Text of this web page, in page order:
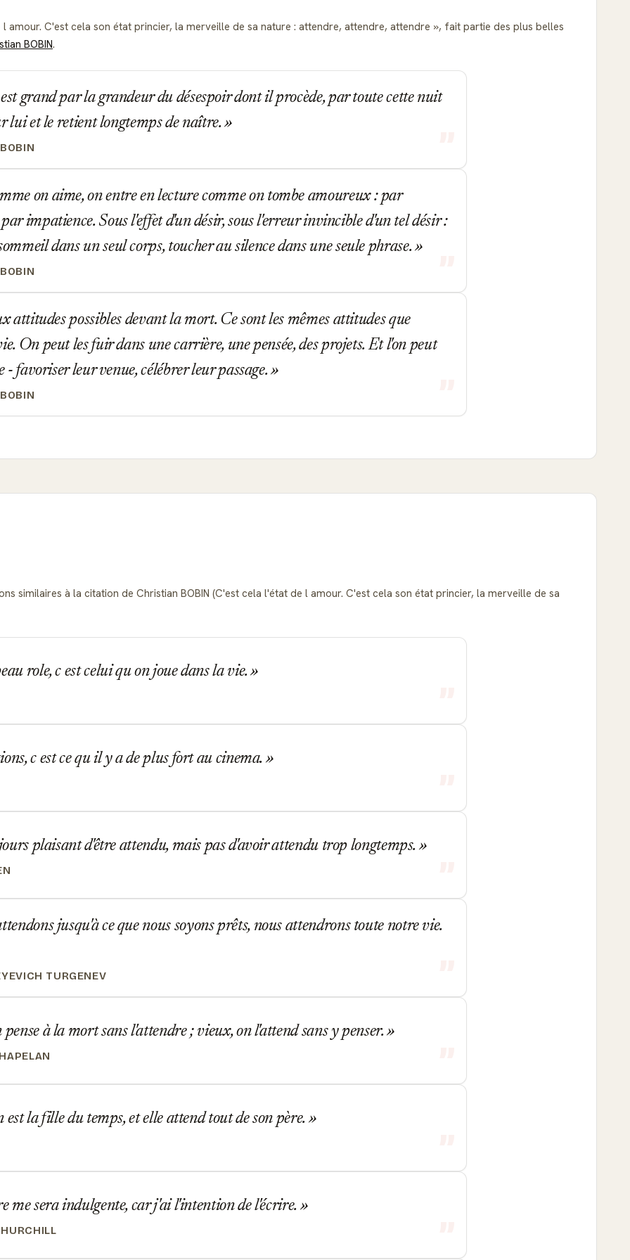
amour. C'est cela son état princier, la merveille de sa nature : attendre, attendre, attendre
, fait partie des plus belles
BOBIN.
grand par la grandeur du désespoir dont il procède, par toute cette nuit
lui et le retient longtemps de naître.
on aime, on entre en lecture comme on tombe amoureux : par
par impatience. Sous l'effet d'un désir, sous l'erreur invincible d'un tel désir :
dans un seul corps, toucher au silence dans une seule phrase.
attitudes possibles devant la mort. Ce sont les mêmes attitudes que
On peut les fuir dans une carrière, une pensée, des projets. Et l'on peut
- favoriser leur venue, célébrer leur passage.
similaires à la citation de Christian BOBIN (C'est cela l'état de l amour. C'est cela son état princier, la merveille de sa
role, c est celui qu on joue dans la vie.
c est ce qu il y a de plus fort au cinema.
plaisant d'être attendu, mais pas d'avoir attendu trop longtemps.
jusqu'à ce que nous soyons prêts, nous attendrons toute notre vie.
TURGENEV
pense à la mort sans l'attendre ; vieux, on l'attend sans y penser.
la fille du temps, et elle attend tout de son père.
me sera indulgente, car j'ai l'intention de l'écrire.